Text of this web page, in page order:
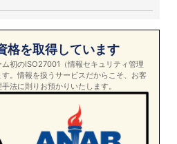
格を取得しています
初のISO27001（情報セキュリティ管理
。情報を扱うサービスだからこそ、お客
法に則りお預かりいたします。